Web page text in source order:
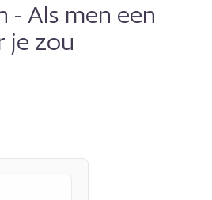
- Als men een
je zou